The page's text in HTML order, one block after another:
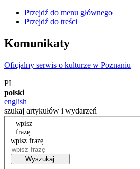
Przejdź do menu głównego
Przejdź do treści
Komunikaty
Oficjalny serwis o kulturze w Poznaniu
|
PL
polski
english
szukaj artykułów i wydarzeń
wpisz
frazę
wpisz frazę
Wyszukaj